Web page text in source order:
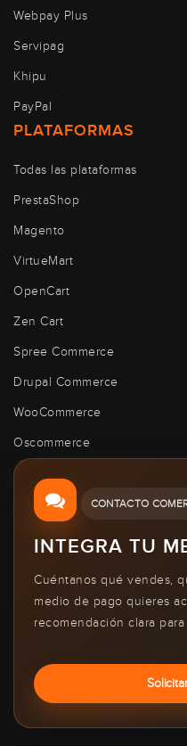
Webpay Plus
Servipag
Khipu
PayPal
PLATAFORMAS
Todas las plataformas
PrestaShop
Magento
VirtueMart
OpenCart
Zen Cart
Spree Commerce
Drupal Commerce
WooCommerce
Oscommerce
CONTACTO
INTEGRA TU
Cuéntanos qué vendes,
medio de pago quieres
recomendación clara